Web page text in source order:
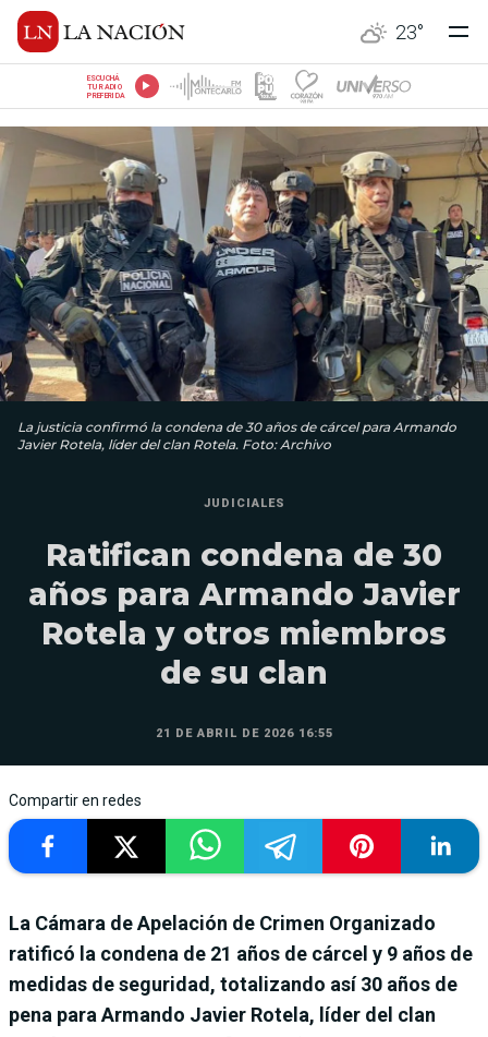
23°
ESCUCHÁ
TU RADIO
PREFERIDA
La justicia confirmó la condena de 30 años de cárcel para Armando
Javier Rotela, líder del clan Rotela. Foto: Archivo
JUDICIALES
Ratifican condena de 30
años para Armando Javier
Rotela y otros miembros
de su clan
21 DE ABRIL DE 2026 16:55
Compartir en redes
La Cámara de Apelación de Crimen Organizado
ratificó la condena de 21 años de cárcel y 9 años de
medidas de seguridad, totalizando así 30 años de
pena para Armando Javier Rotela, líder del clan